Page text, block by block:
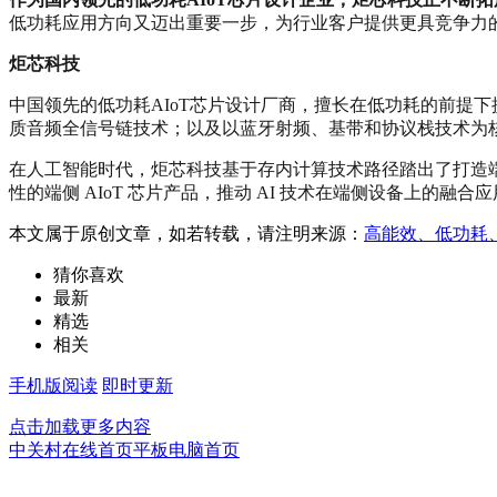
低功耗应用方向又迈出重要一步，为行业客户提供更具竞争力
炬芯科技
中国领先的低功耗AIoT芯片设计厂商，擅长在低功耗的前提
质音频全信号链技术；以及以蓝牙射频、基带和协议栈技术
在人工智能时代，炬芯科技基于存内计算技术路径踏出了打
性的端侧 AIoT 芯片产品，推动 AI 技术在端侧设备上的融合
本文属于原创文章，如若转载，请注明来源： 高能效、低功耗
猜你喜欢
最新
精选
相关
手机版阅读 即时更新
点击加载更多内容
中关村在线首页平板电脑首页